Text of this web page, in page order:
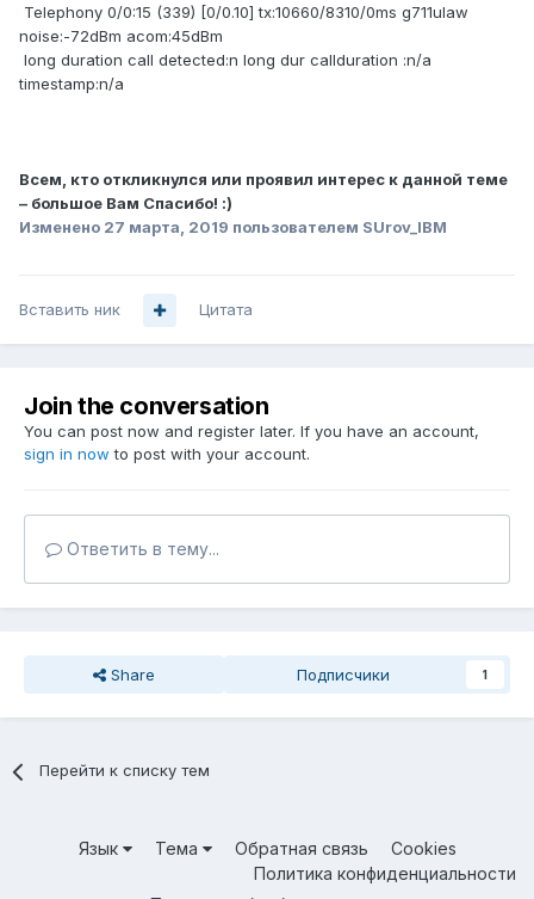
Telephony 0/0:15 (339) [0/0.10] tx:10660/8310/0ms g711ulaw
noise:-72dBm acom:45dBm
long duration call detected:n long dur callduration :n/a
timestamp:n/a
Всем, кто откликнулся или проявил интерес к данной теме
– большое Вам Спасибо! :)
Изменено 27 марта, 2019 пользователем SUrov_IBM
Вставить ник Цитата
Join the conversation
You can post now and register later. If you have an account,
sign in now to post with your account.
Ответить в тему...
Share Подписчики 1
Перейти к списку тем
Язык Тема Обратная связь
Cookies
Политика конфиденциальности